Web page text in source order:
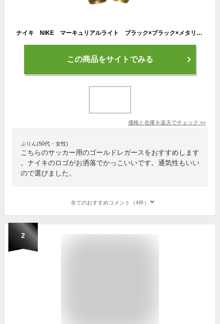
ナイキ NIKE マーキュリアルライト ブラック×ブラック×メタリックゴールドコイン サッカー フットサル シンガード レガース すねあて スリーブ付き dn3611-013
この商品をサイトでみる
価格と在庫を楽天でチェック >>
ぷりん(50代・女性)
こちらのサッカー用のゴールドレガースをおすすめします
。ナイキのロゴがお洒落でかっこいいです。通気性もいい
ので選びました。
全てのおすすめコメント（4件）
2